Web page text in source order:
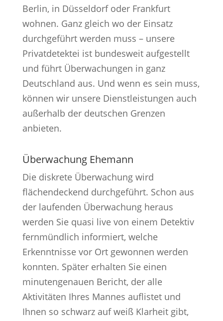
Berlin, in Düsseldorf oder Frankfurt
wohnen. Ganz gleich wo der Einsatz
durchgeführt werden muss – unsere
Privatdetektei ist bundesweit aufgestellt
und führt Überwachungen in ganz
Deutschland aus. Und wenn es sein muss,
können wir unsere Dienstleistungen auch
außerhalb der deutschen Grenzen
anbieten.
Überwachung Ehemann
Die diskrete Überwachung wird
flächendeckend durchgeführt. Schon aus
der laufenden Überwachung heraus
werden Sie quasi live von einem Detektiv
fernmündlich informiert, welche
Erkenntnisse vor Ort gewonnen werden
konnten. Später erhalten Sie einen
minutengenauen Bericht, der alle
Aktivitäten Ihres Mannes auflistet und
Ihnen so schwarz auf weiß Klarheit gibt,